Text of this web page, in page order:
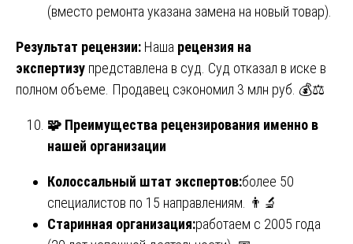
(вместо ремонта указана замена на новый товар).
Результат рецензии: Наша рецензия на
экспертизу представлена в суд. Суд отказал в иске в
полном объеме. Продавец сэкономил 3 млн руб. 💰⚖️
🧩 Преимущества рецензирования именно в
нашей организации
Колоссальный штат экспертов:более 50
специалистов по 15 направлениям. 👨‍🔬
Старинная организация:работаем с 2005 года